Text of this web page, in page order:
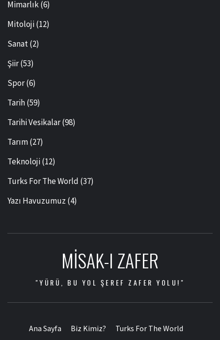
Mimarlık(6)
Mitoloji(12)
Sanat(2)
Şiir(53)
Spor(6)
Tarih(59)
Tarihi Vesikalar(98)
Tarım(27)
Teknoloji(12)
Turks For The World (37)
Yazı Havuzumuz (4)
MISAK-I ZAFER
"YÜRÜ, BU YOL ŞEREF ZAFER YOLU!"
Ana Sayfa Biz Kimiz? Turks For The World